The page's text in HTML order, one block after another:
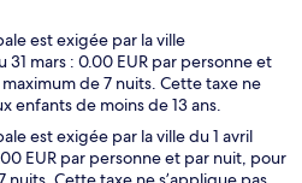
est exigée par la ville
31 mars : 0.00 EUR par personne et
de 7 nuits. Cette taxe ne
enfants de moins de 13 ans.
est exigée par la ville du 1 avril
EUR par personne et par nuit, pour